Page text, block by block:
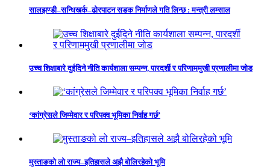
सालझण्डी–सन्धिखर्क–ढोरपाटन सडक निर्माणले गति लिन्छ : मन्त्री लम्साल
उच्च शिक्षाबारे दुईदिने नीति कार्यशाला सम्पन्न, पारदर्शी र परिणाममुखी प्रणालीमा जोड
‘कांग्रेसले जिम्मेवार र परिपक्व भूमिका निर्वाह गर्छ’
मुस्ताङको लो राज्य–इतिहासले अझै बोलिरहेको भूमि